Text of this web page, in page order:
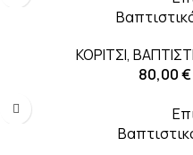
ΚΟΡΙΤΣΙ,
80,00€
-20%